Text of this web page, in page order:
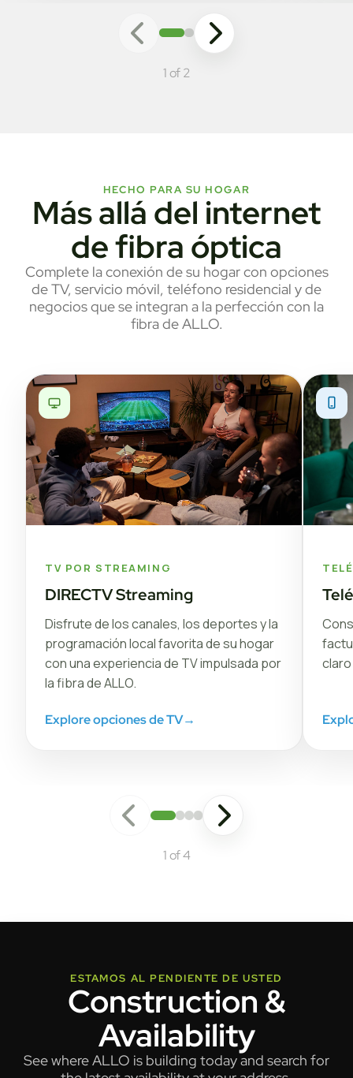
1 of 2
HECHO PARA SU HOGAR
Más allá del internet
de fibra óptica
Complete la conexión de su hogar con opciones
de TV, servicio móvil, teléfono residencial y de
negocios que se integran a la perfección con la
fibra de ALLO.
TV POR STREAMING
DIRECTV Streaming
Disfrute de los canales, los deportes y la
programación local favorita de su hogar
con una experiencia de TV impulsada por
la fibra de ALLO.
Explore opciones de TV→
claro
1 of 4
ESTAMOS AL PENDIENTE DE USTED
Construction &
Availability
See where ALLO is building today and search for